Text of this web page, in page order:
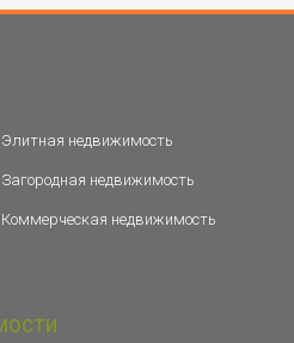
Элитная недвижимость
Загородная недвижимость
Коммерческая недвижимость